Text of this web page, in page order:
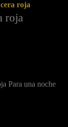
roja
roja
Para una noche